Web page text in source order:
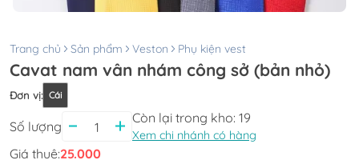
Trang chủ Sản phẩm Veston Phụ kiện vest
Cavat nam vân nhám công sở (bản nhỏ)
Đơn vị: Cái
Số lượng
Còn lại trong kho: 19
Xem chi nhánh có hàng
Giá thuê:25.000